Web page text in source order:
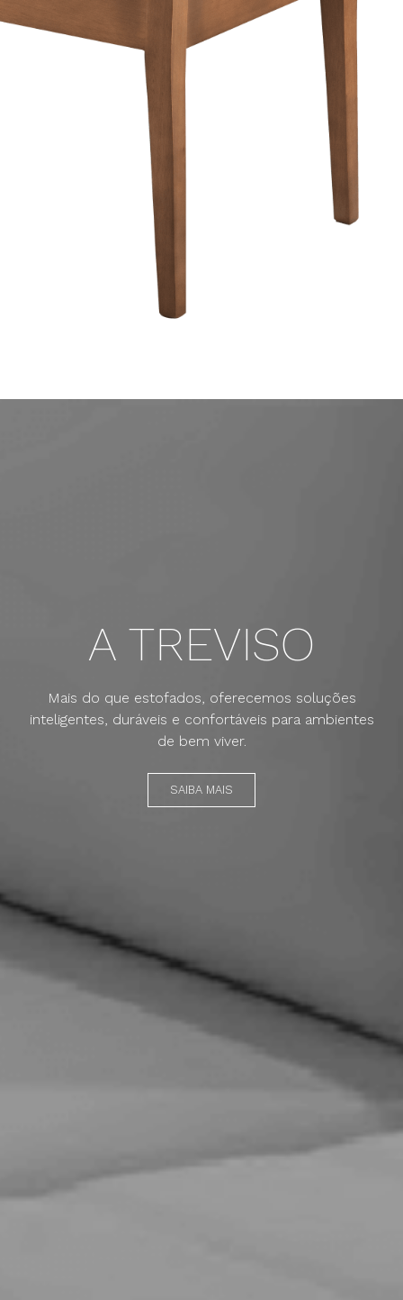
A TREVISO
Mais do que estofados, oferecemos soluções
inteligentes, duráveis e confortáveis para ambientes
de bem viver.
SAIBA MAIS